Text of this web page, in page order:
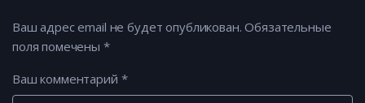
Ваш адрес email не будет опубликован. Обязательные
поля помечены *
Ваш комментарий *